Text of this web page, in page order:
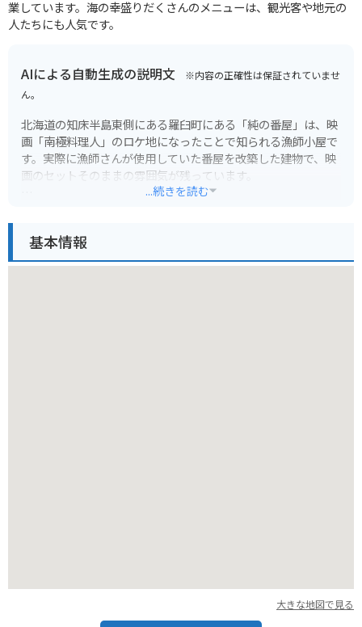
業しています。海の幸盛りだくさんのメニューは、観光客や地元の
人たちにも人気です。
AIによる自動生成の説明文 ※内容の正確性は保証されていませ
ん。
北海道の知床半島東側にある羅臼町にある「純の番屋」は、映
画「南極料理人」のロケ地になったことで知られる漁師小屋で
す。実際に漁師さんが使用していた番屋を改築した建物で、映
画のセットそのままの雰囲気が残っています。
の目の前には広大な根室海峡が広がっており、運が良ければ流
氷や野生動物の姿を見ることができます。
...続きを読む
基本情報
大きな地図で見る